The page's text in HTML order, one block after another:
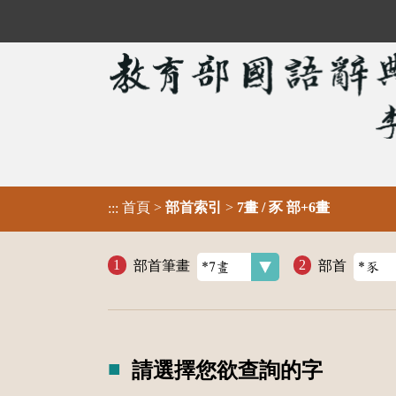
::: 首頁 > 部首索引 > 7畫 / 豕 部+6畫
部首筆畫 部首
請選擇您欲查詢的字